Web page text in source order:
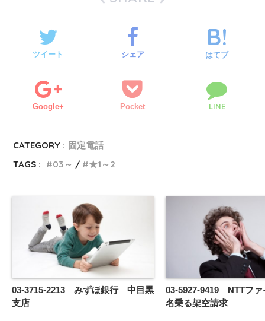
ツイート シェア はてブ
Google+ Pocket LINE
CATEGORY : 固定電話
TAGS :
03～ ★1～2
03-3715-2213 みずほ銀行 中目黒
支店
03-5927-9419 NTTファ
名乗る架空請求